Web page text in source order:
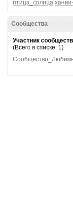
птица_солнца
Сообщества
Участник сообществ
(Всего в списке: 1)